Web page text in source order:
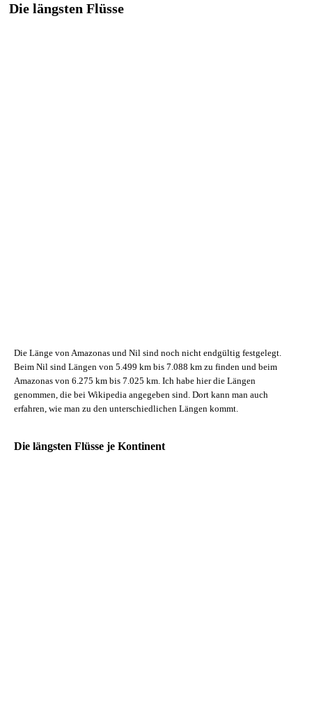
Die längsten Flüsse
Die Länge von Amazonas und Nil sind noch nicht endgültig festgelegt.
Beim Nil sind Längen von 5.499 km bis 7.088 km zu finden und beim
Amazonas von 6.275 km bis 7.025 km. Ich habe hier die Längen
genommen, die bei Wikipedia angegeben sind. Dort kann man auch
erfahren, wie man zu den unterschiedlichen Längen kommt.
Die längsten Flüsse je Kontinent